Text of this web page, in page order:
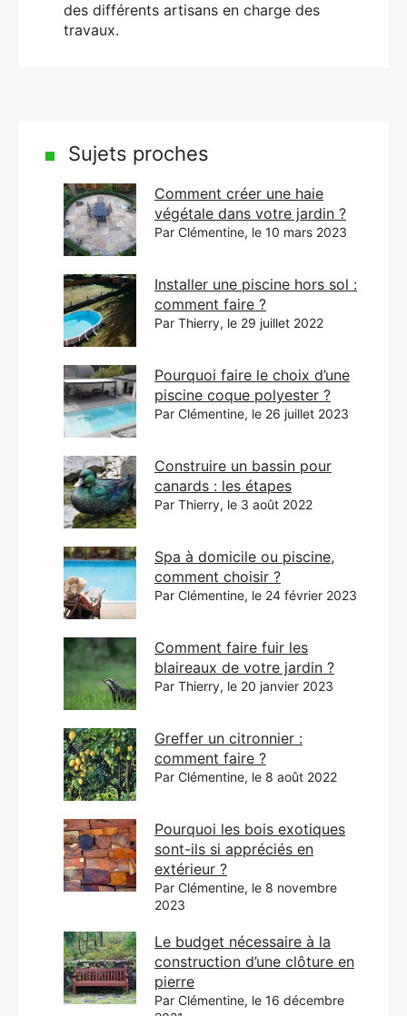
des différents artisans en charge des
travaux.
Sujets proches
Comment créer une haie
végétale dans votre jardin ?
Par Clémentine, le 10 mars 2023
Installer une piscine hors sol :
comment faire ?
Par Thierry, le 29 juillet 2022
Pourquoi faire le choix d’une
piscine coque polyester ?
Par Clémentine, le 26 juillet 2023
Construire un bassin pour
canards : les étapes
Par Thierry, le 3 août 2022
Spa à domicile ou piscine,
comment choisir ?
Par Clémentine, le 24 février 2023
Comment faire fuir les
blaireaux de votre jardin ?
Par Thierry, le 20 janvier 2023
Greffer un citronnier :
comment faire ?
Par Clémentine, le 8 août 2022
Pourquoi les bois exotiques
sont-ils si appréciés en
extérieur ?
Par Clémentine, le 8 novembre
2023
Le budget nécessaire à la
construction d’une clôture en
pierre
Par Clémentine, le 16 décembre